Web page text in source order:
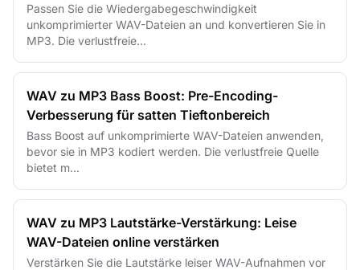
Passen Sie die Wiedergabegeschwindigkeit
unkomprimierter WAV-Dateien an und konvertieren Sie in
MP3. Die verlustfreie...
WAV zu MP3 Bass Boost: Pre-Encoding-
Verbesserung für satten Tieftonbereich
Bass Boost auf unkomprimierte WAV-Dateien anwenden,
bevor sie in MP3 kodiert werden. Die verlustfreie Quelle
bietet m...
WAV zu MP3 Lautstärke-Verstärkung: Leise
WAV-Dateien online verstärken
Verstärken Sie die Lautstärke leiser WAV-Aufnahmen vor